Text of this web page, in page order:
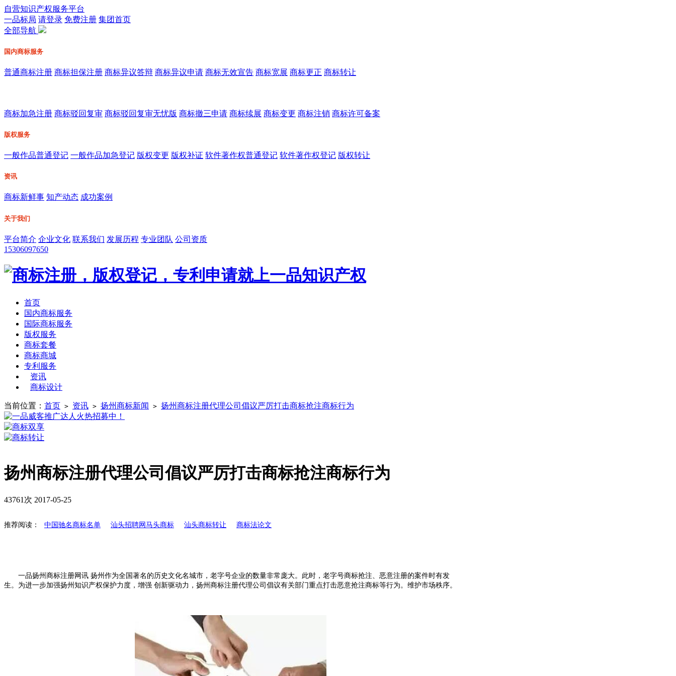
自营知识产权服务平台
一品标局 请登录 免费注册 集团首页
全部导航
国内商标服务
普通商标注册 商标担保注册 商标异议答辩 商标异议申请 商标无效宣告 商标宽展 商标更正 商标转让
商标加急注册 商标驳回复审 商标驳回复审无忧版 商标撤三申请 商标续展 商标变更 商标注销 商标许可备案
版权服务
一般作品普通登记 一般作品加急登记 版权变更 版权补证 软件著作权普通登记 软件著作权登记 版权转让
资讯
商标新鲜事 知产动态 成功案例
关于我们
平台简介 企业文化 联系我们 发展历程 专业团队 公司资质
15306097650
首页
国内商标服务
国际商标服务
版权服务
商标套餐
商标商城
专利服务
资讯
商标设计
当前位置： 首页 > 资讯 > 扬州商标新闻 > 扬州商标注册代理公司倡议严厉打击商标抢注商标行为
扬州商标注册代理公司倡议严厉打击商标抢注商标行为
43761次 2017-05-25
推荐阅读： 中国驰名商标名单 汕头招聘网马头商标 汕头商标转让 商标法论文
一品扬州商标注册网讯 扬州作为全国著名的历史文化名城市，老字号企业的数量非常庞大。此时，老字号商标抢注、恶意注册的案件时有发
生。为进一步加强扬州知识产权保护力度，增强 创新驱动力，扬州商标注册代理公司倡议有关部门重点打击恶意抢注商标等行为。维护市场秩序。